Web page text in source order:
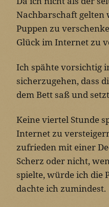
Nachbarschaft gelten
Puppen zu
Glück im Internet zu
Ich spähte vorsichtig
sicherzugehen, dass
dem Bett saß und
Keine viertel Stunde
Internet zu
zufrieden mit einer
Scherz oder nicht,
spielte, würde ich die
dachte ich zumindest.